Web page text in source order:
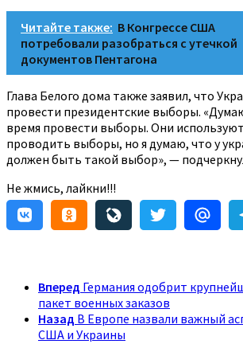
Читайте также: В Конгрессе США
потребовали разобраться с утечкой
документов Пентагона
Глава Белого дома также заявил, что
провести президентские выборы.
время провести выборы. Они
проводить выборы, но я думаю, что у
должен быть такой выбор», —
Не жмись, лайкни!!!
Вперед Германия одобрит
пакет военных заказов
Назад В Европе назвали важный
США и Украины